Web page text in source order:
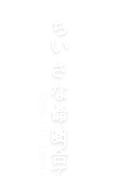
ちいさな命と向き合って三十年